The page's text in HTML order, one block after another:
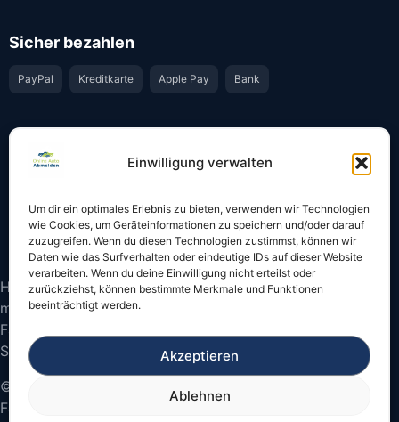
Einwilligung verwalten
Um dir ein optimales Erlebnis zu bieten, verwenden wir Technologien
wie Cookies, um Geräteinformationen zu speichern und/oder darauf
zuzugreifen. Wenn du diesen Technologien zustimmst, können wir
Daten wie das Surfverhalten oder eindeutige IDs auf dieser Website
verarbeiten. Wenn du deine Einwilligung nicht erteilst oder
zurückziehst, können bestimmte Merkmale und Funktionen
beeinträchtigt werden.
Akzeptieren
Ablehnen
Sicher bezahlen
PayPal Kreditkarte Apple Pay Bank
Bestätigung per E-Mail Support per WhatsApp
Hinweis: Die Online-Abmeldung ist nicht in allen Fällen
möglich. Bitte prüfen Sie vor dem Start, ob
Fahrzeugschein und Kennzeichen onlinefähige
Sicherheitscodes besitzen.
© 2026 Online Auto Abmelden – Bundesweite
Fahrzeugabmeldung